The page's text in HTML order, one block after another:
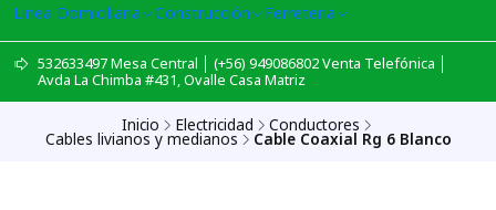
Linea Domiciliaria Construcción Ferreteria
532633497 Mesa Central │ (+56) 949086802 Venta Telefónica │
Avda La Chimba #431, Ovalle Casa Matriz
Inicio Electricidad Conductores
Cables livianos y medianos Cable Coaxial Rg 6 Blanco